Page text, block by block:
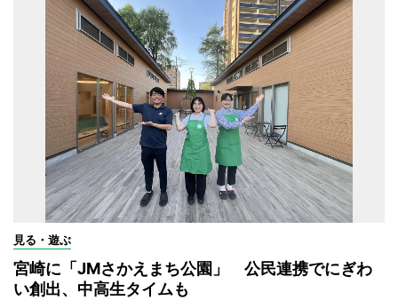
見る・遊ぶ
宮崎に「JMさかえまち公園」 公民連携でにぎわ
い創出、中高生タイムも